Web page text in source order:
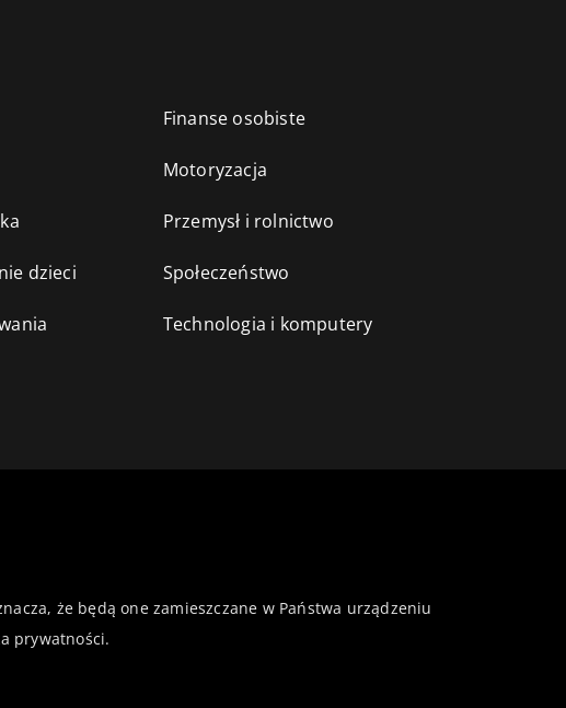
Finanse osobiste
Motoryzacja
Przemysł i rolnictwo
dzieci Społeczeństwo
Technologia i komputery
że będą one zamieszczane w Państwa urządzeniu
prywatności.